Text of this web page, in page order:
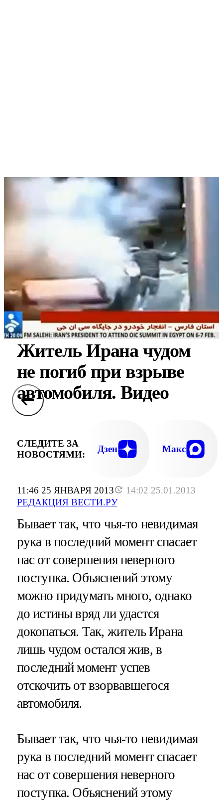
11:46 25 ЯНВАРЯ 2013
14:02 25.01.2013
РЕДАКЦИЯ ВЕСТИ.РУ
Житель Ирана чудом
не погиб при взрыве
автомобиля. Видео
СЛЕДИТЕ ЗА
НОВОСТЯМИ:
Дзен Макс
Бывает так, что чья-то невидимая
рука в последний момент спасает
нас от совершения неверного
поступка. Объяснений этому
можно придумать много, однако
до истины вряд ли удастся
докопаться. Так, житель Ирана
лишь чудом остался жив, в
последний момент успев
отскочить от взорвавшегося
автомобиля.
Бывает так, что чья-то невидимая
рука в последний момент спасает
нас от совершения неверного
поступка. Объяснений этому